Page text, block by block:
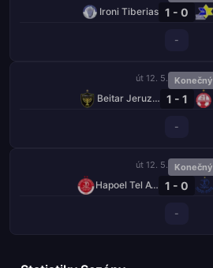
Ironi Tiberias 1 - 0
-
út 12. 5. Konečný
Beitar Jeruzalém 1 - 1
-
út 12. 5. Konečný
Hapoel Tel Aviv 1 - 0
-